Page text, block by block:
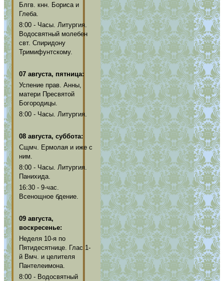
Блгв. кнн. Бориса и
Глеба.
8:00 - Часы. Литургия.
Водосвятный молебен
свт. Спиридону
Тримифунтскому.
07 августа, пятница:
Успение прав. Анны,
матери Пресвятой
Богородицы.
8:00 - Часы. Литургия.
08 августа, суббота:
Сщмч. Ермолая и иже с
ним.
8:00 - Часы. Литургия.
Панихида.
16:30 - 9-час.
Всенощное бдение.
09 августа,
воскресенье:
Неделя 10-я по
Пятидесятнице. Глас 1-
й Вмч. и целителя
Пантелеимона.
8:00 - Водосвятный